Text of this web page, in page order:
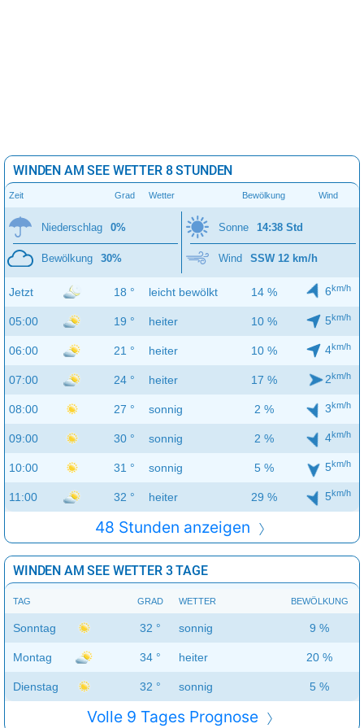
WINDEN AM SEE WETTER 8 STUNDEN
Zeit Grad Wetter Bewölkung Wind
Niederschlag 0%
Bewölkung 30%
Sonne 14:38 Std
Wind SSW 12 km/h
Jetzt 18 ° leicht bewölkt 14 % 6km/h
05:00 19 ° heiter 10 % 5km/h
06:00 21 ° heiter 10 % 4km/h
07:00 24 ° heiter 17 % 2km/h
08:00 27 ° sonnig 2 % 3km/h
09:00 30 ° sonnig 2 % 4km/h
10:00 31 ° sonnig 5 % 5km/h
11:00 32 ° heiter 29 % 5km/h
48 Stunden anzeigen
WINDEN AM SEE WETTER 3 TAGE
TAG GRAD WETTER BEWÖLKUNG
Sonntag 32 ° sonnig 9 %
Montag 34 ° heiter 20 %
Dienstag 32 ° sonnig 5 %
Volle 9 Tages Prognose